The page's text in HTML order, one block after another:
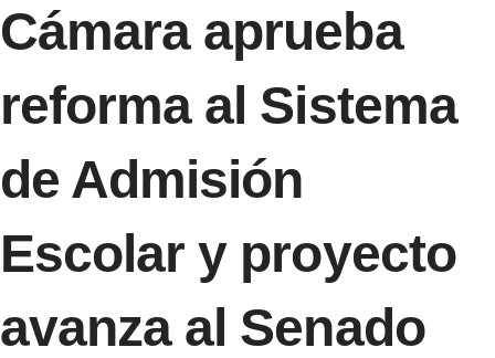
Cámara aprueba
reforma al Sistema
de Admisión
Escolar y proyecto
avanza al Senado